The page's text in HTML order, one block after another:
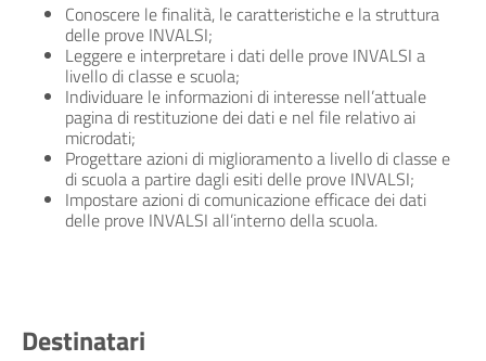
Conoscere le finalità, le caratteristiche e la struttura
delle prove INVALSI;
Leggere e interpretare i dati delle prove INVALSI a
livello di classe e scuola;
Individuare le informazioni di interesse nell’attuale
pagina di restituzione dei dati e nel file relativo ai
microdati;
Progettare azioni di miglioramento a livello di classe e
di scuola a partire dagli esiti delle prove INVALSI;
Impostare azioni di comunicazione efficace dei dati
delle prove INVALSI all’interno della scuola.
Destinatari